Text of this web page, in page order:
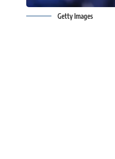
Getty Images